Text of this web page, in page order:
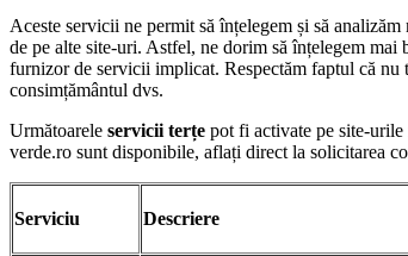
Aceste servicii ne permit să înțelegem și să
de pe alte site-uri. Astfel, ne dorim să înțelegem
furnizor de servicii implicat. Respectăm faptul că
consimțământul dvs.
Următoarele servicii terțe pot fi activate pe site-
verde.ro sunt disponibile, aflați direct la solicitarea
Serviciu Descriere